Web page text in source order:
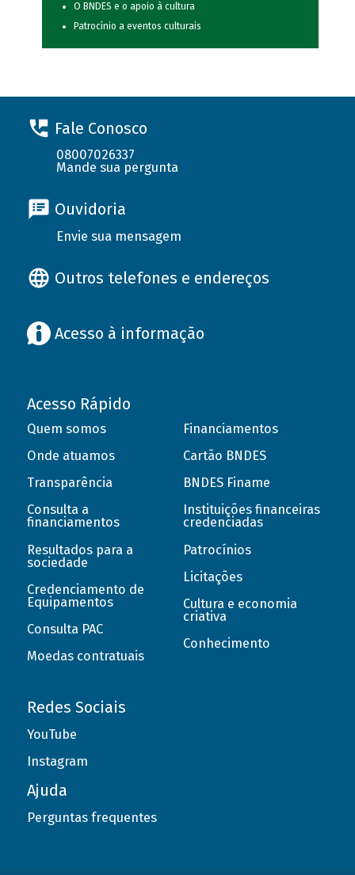
O BNDES e o apoio à cultura
Patrocínio a eventos culturais
Fale Conosco
08007026337
Mande sua pergunta
Ouvidoria
Envie sua mensagem
Outros telefones e endereços
Acesso à informação
Acesso Rápido
Quem somos
Onde atuamos
Transparência
Consulta a
financiamentos
Resultados para a
sociedade
Credenciamento de
Equipamentos
Consulta PAC
Moedas contratuais
Financiamentos
Cartão BNDES
BNDES Finame
Instituições financeiras
credenciadas
Patrocínios
Licitações
Cultura e economia
criativa
Conhecimento
Redes Sociais
YouTube
Instagram
Ajuda
Perguntas frequentes